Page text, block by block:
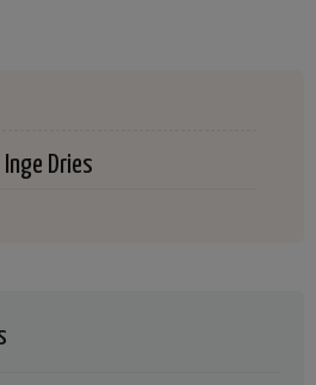
Inge Dries